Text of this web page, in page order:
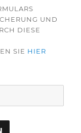
UND
DIESE
SIE HIER